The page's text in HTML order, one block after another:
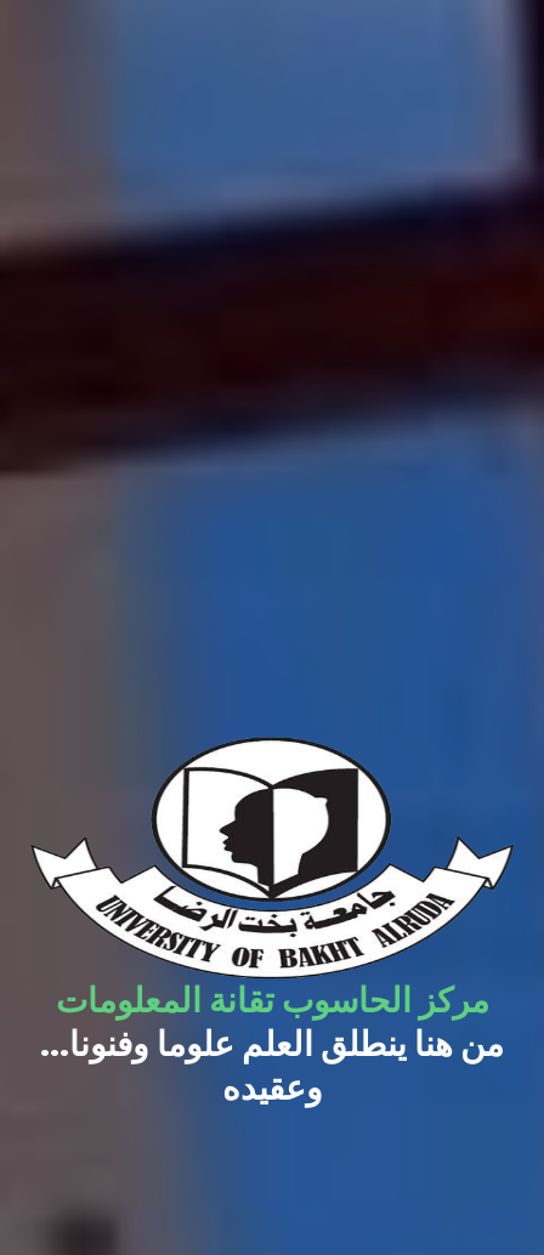
مركز الحاسوب تقانة المعلومات
...من هنا ينطلق العلم علوما وفنونا
وعقيده